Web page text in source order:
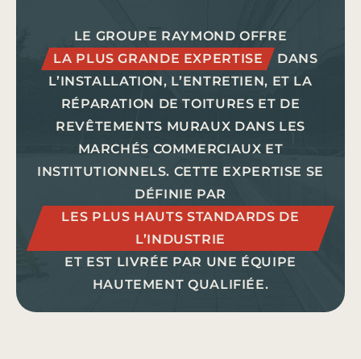
LE GROUPE RAYMOND OFFRE
LA PLUS GRANDE EXPERTISE
DANS
L’INSTALLATION, L’ENTRETIEN, ET LA
RÉPARATION DE TOITURES ET DE
REVÊTEMENTS MURAUX DANS LES
MARCHÉS COMMERCIAUX ET
INSTITUTIONNELS. CETTE EXPERTISE SE
DÉFINIE PAR
LES PLUS HAUTS STANDARDS DE
L’INDUSTRIE
ET EST LIVRÉE PAR UNE ÉQUIPE
HAUTEMENT QUALIFIÉE.